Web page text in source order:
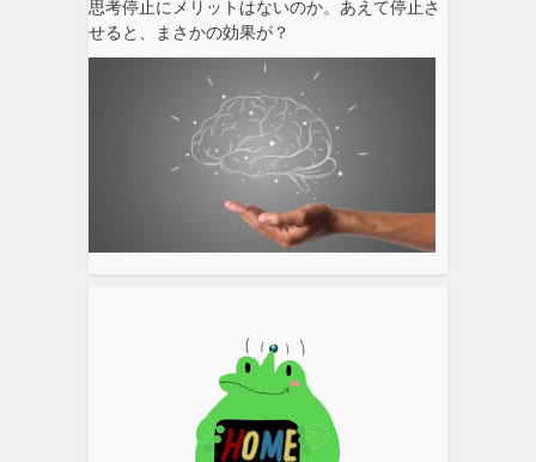
思考停止にメリットはないのか。あえて停止さ
せると、まさかの効果が？